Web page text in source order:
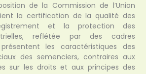
de la Commission de l’Union
la certification de la qualité des
et la protection des
reflétée par des cadres
les caractéristiques des
des semenciers, contraires aux
sur les droits et aux principes des